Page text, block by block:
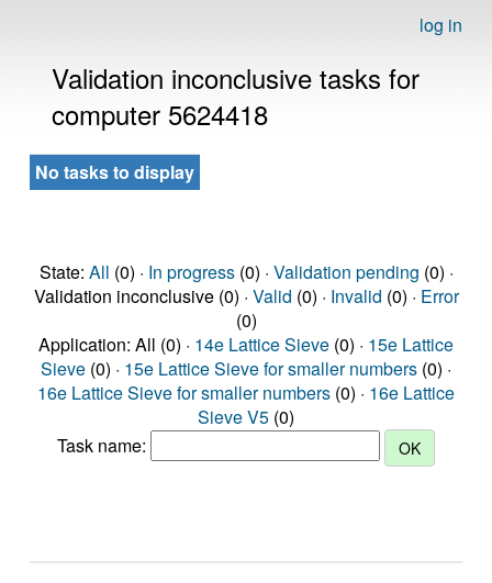
log in
Validation inconclusive tasks for
computer 5624418
No tasks to display
State: All (0) · In progress(0) · Validation pending (0) ·
Validation inconclusive (0) · Valid (0) · Invalid (0) · Error
(0)
Application: All (0) · 14e Lattice Sieve (0) · 15e Lattice
Sieve (0) · 15e Lattice Sieve for smaller numbers (0) ·
16e Lattice Sieve for smaller numbers (0) · 16e Lattice
Sieve V5 (0)
Task name: